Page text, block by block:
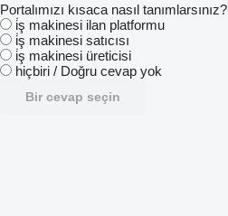
Portalımızı kısaca nasıl tanımlarsınız?
i̇ş makinesi ilan platformu
i̇ş makinesi satıcısı
i̇ş makinesi üreticisi
hiçbiri / Doğru cevap yok
Bir cevap seçin